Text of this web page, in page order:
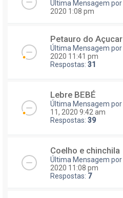
Última Mensagem por
2020 1:08 pm
Petauro do Açucar
Última Mensagem por
2020 11:41 pm
Respostas: 31
Lebre BEBÉ
Última Mensagem por
11, 2020 9:42 am
Respostas: 39
Coelho e chinchila
Última Mensagem por
2020 11:08 pm
Respostas: 7